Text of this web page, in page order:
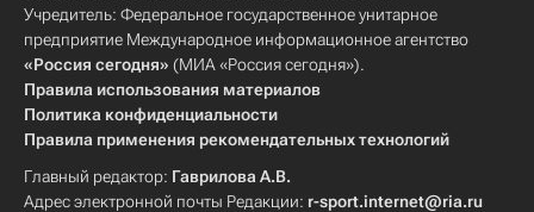
Учредитель: Федеральное государственное унитарное
предприятие Международное информационное агентство
«Россия сегодня» (МИА «Россия сегодня»).
Правила использования материалов
Политика конфиденциальности
Правила применения рекомендательных технологий
Главный редактор: Гаврилова А.В.
Адрес электронной почты Редакции: r-sport.internet@ria.ru